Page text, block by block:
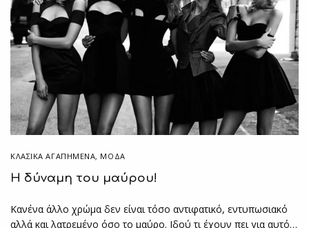
ΚΛΑΣΙΚΆ ΑΓΑΠΗΜΈΝΑ, ΜΟΔΑ
Η δύναμη του μαύρου!
Κανένα άλλο χρώμα δεν είναι τόσο αντιφατικό, εντυπωσιακό
αλλά και λατρεμένο όσο το μαύρο. Ιδού τι έχουν πει για αυτό…